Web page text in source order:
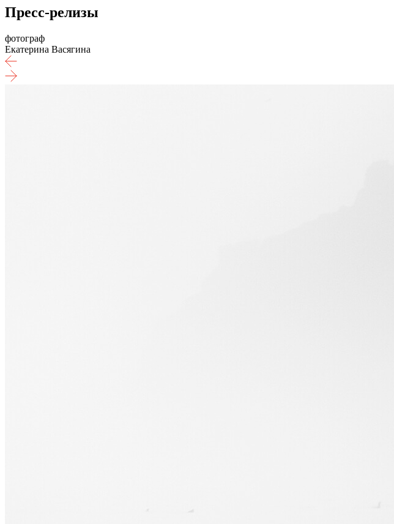
Пресс-релизы
фотограф
Екатерина Васягина